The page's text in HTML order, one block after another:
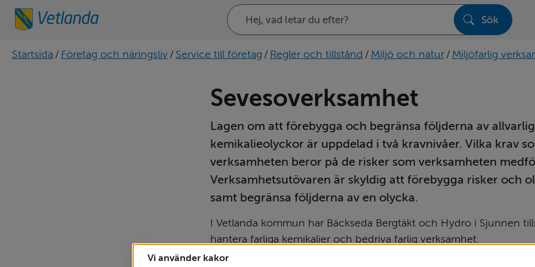
Vi använder kakor
Sök
på
webbplatsen
Sök
Startsida / Företag och näringsliv / Service till företag / Regler och tillstånd / Miljö och natur / Miljöfarlig
Sevesoverksamhet
Lagen om att förebygga och begränsa följderna av
kemikalieolyckor är uppdelad i två kravnivåer. Vilka krav
verksamheten beror på de risker som verksamheten
Verksamhetsutövaren är skyldig att förebygga risker och
samt begränsa följderna av en olycka.
I Vetlanda kommun har Bäckseda Bergtäkt och Hydro i Sjunnen
hantera farliga kemikalier och bedriva farlig verksamhet.